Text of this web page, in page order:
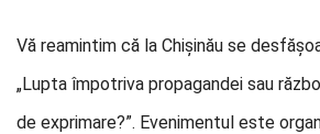
Vă reamintim că la Chișinău se
„Lupta împotriva propagandei sau
de exprimare?”. Evenimentul este